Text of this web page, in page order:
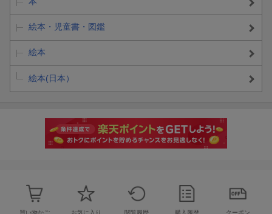
絵本・児童書・図鑑
絵本
絵本(日本）
買い物かご お気に入り 閲覧履歴 購入履歴 クーポン